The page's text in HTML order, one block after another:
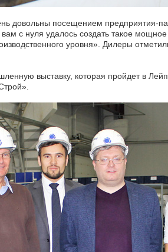
довольны посещением
с нуля удалось создать такое
уровня». Дилеры
выставку, которая пройдет в